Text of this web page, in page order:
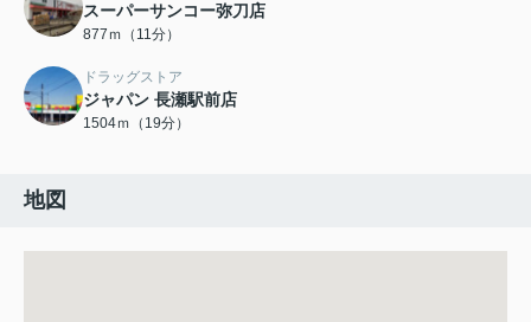
スーパーサンコー弥刀店
877ｍ（11分）
ドラッグストア
ジャパン 長瀬駅前店
1504ｍ（19分）
地図